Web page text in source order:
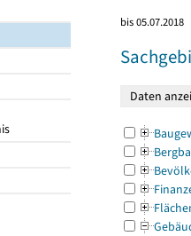
bis 05.07.2018